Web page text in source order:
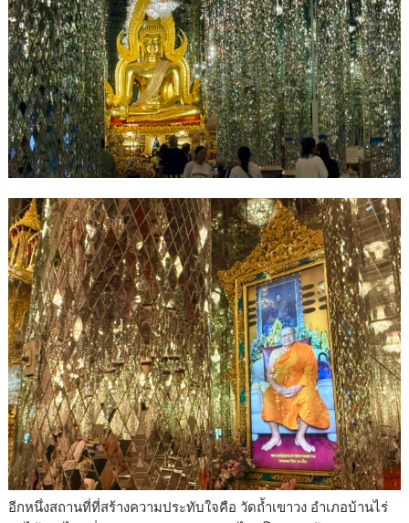
อีกหนึ่งสถานที่ที่สร้างความประทับใจคือ วัดถ้ำเขาวง อำเภอบ้านไร่